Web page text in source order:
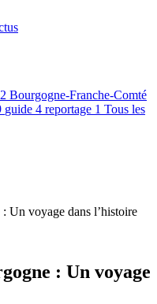
Bourgogne-Franche-Comté
guide 4 reportage 1 Tous les
Un voyage dans l’histoire
: Un voyage